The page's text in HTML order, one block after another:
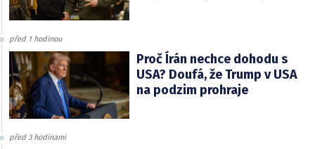
před 1 hodinou
Proč Írán nechce dohodu s
USA? Doufá, že Trump v USA
na podzim prohraje
před 3 hodinami